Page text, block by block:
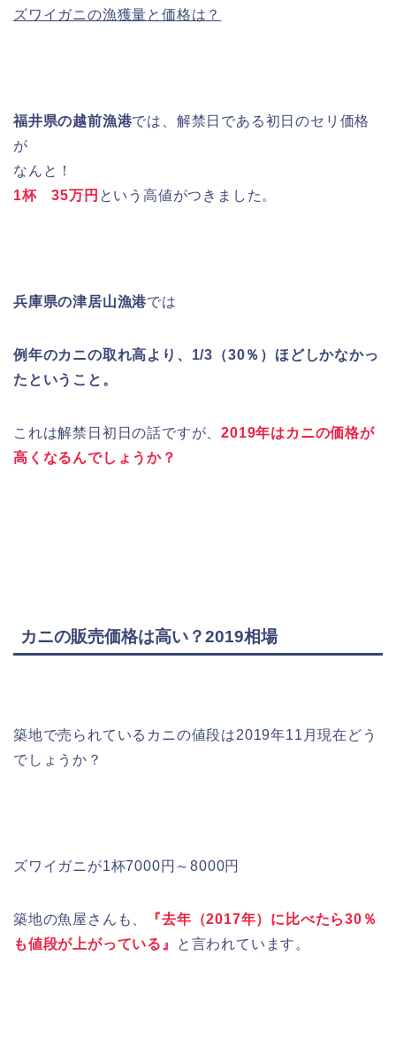
ズワイガニの漁獲量と価格は？
福井県の越前漁港では、解禁日である初日のセリ価格
が
なんと！
1杯 35万円 という高値がつきました。
兵庫県の津居山漁港では
例年のカニの取れ高より、1/3（30％）ほどしかなかっ
たということ。
これは解禁日初日の話ですが、2019年はカニの価格が
高くなるんでしょうか？
カニの販売価格は高い？2019相場
築地で売られているカニの値段は2019年11月現在どう
でしょうか？
ズワイガニが1杯7000円～8000円
築地の魚屋さんも、
『去年（2017年）に比べたら30％
も値段が上がっている』
と言われています。